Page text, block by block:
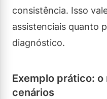
consistência. Isso
assistenciais quanto
diagnóstico.
Exemplo prático:
cenários